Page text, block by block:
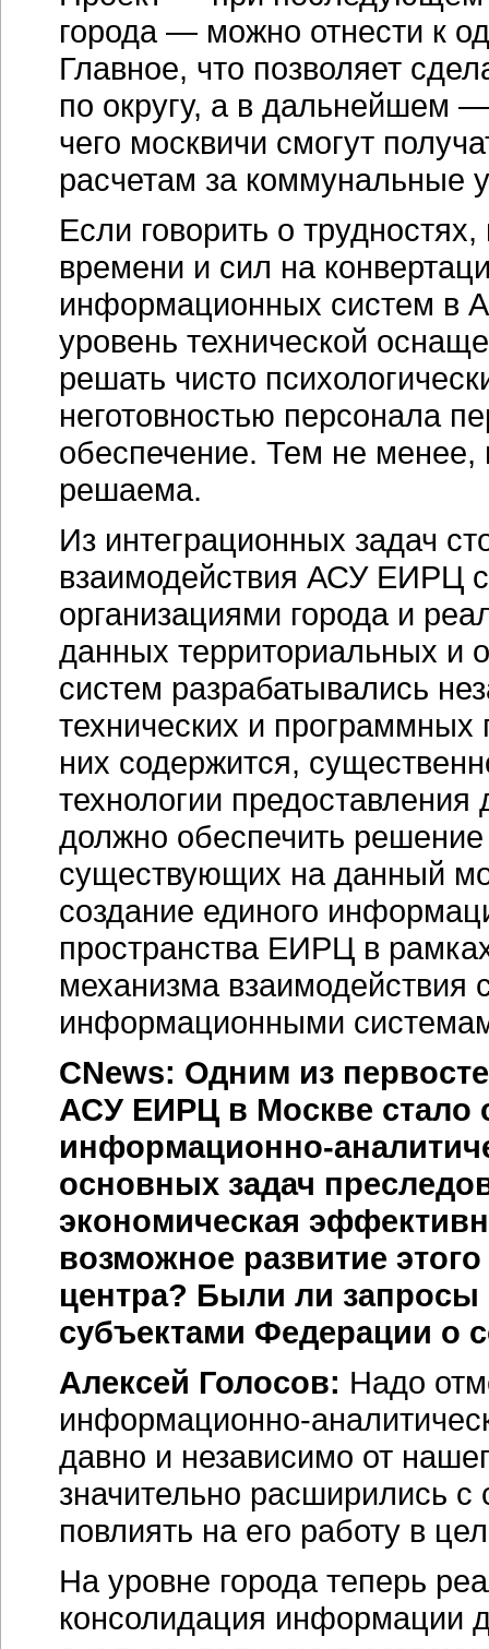
города — можно отнести к
Главное, что позволяет
по округу, а в дальнейшем —
чего москвичи смогут
расчетам за коммунальные
Если говорить о
времени и сил на
информационных систем в
уровень технической
решать чисто
неготовностью персонала
обеспечение. Тем не
решаема.
Из интеграционных задач
взаимодействия АСУ ЕИРЦ
организациями города и
данных территориальных и
систем разрабатывались
технических и
них содержится,
технологии
должно обеспечить
существующих на данный
создание единого
пространства ЕИРЦ в
механизма
информационными
CNews: Одним из
АСУ ЕИРЦ в Москве стало
информационно-
основных задач
экономическая
возможное развитие этого
центра? Были ли
субъектами Федерации о
Алексей Голосов: Надо
информационно-
давно и независимо от
значительно расширились
повлиять на его работу в
На уровне города теперь
консолидация информации